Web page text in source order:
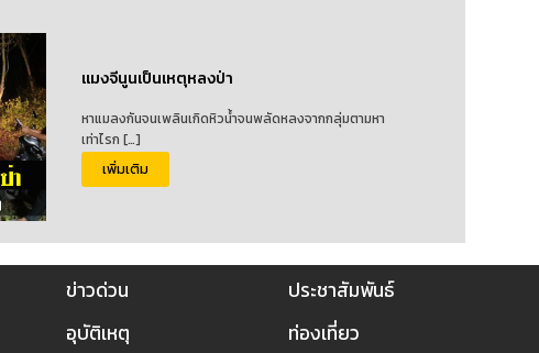
แมงจีนูนเป็นเหตุหลงป่า
หาแมลงกันจนเพลินเกิดหิวน้ำจนพลัดหลงจากกลุ่มตามหา
เท่าไรก […]
เพิ่มเติม
ข่าวด่วน
อุบัติเหตุ
ประชาสัมพันธ์
ท่องเที่ยว